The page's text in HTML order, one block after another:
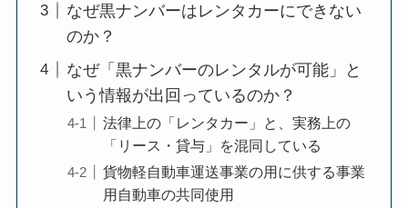
なぜ黒ナンバーはレンタカーにできない
のか？
なぜ「黒ナンバーのレンタルが可能」と
いう情報が出回っているのか？
法律上の「レンタカー」と、実務上の
「リース・貸与」を混同している
貨物軽自動車運送事業の用に供する事業
用自動車の共同使用